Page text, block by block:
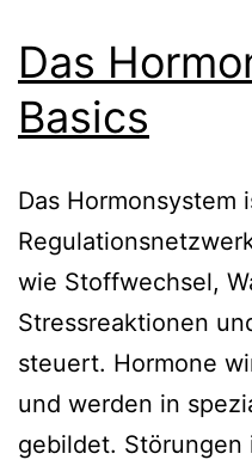
Das
Basics
Das Hormonsystem
wie Stoffwechsel,
Stressreaktionen
steuert. Hormone
und werden in
gebildet. Störungen